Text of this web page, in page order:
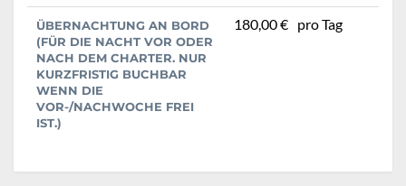
ÜBERNACHTUNG AN BORD
(FÜR DIE NACHT VOR ODER
NACH DEM CHARTER. NUR
KURZFRISTIG BUCHBAR
WENN DIE
VOR-/NACHWOCHE FREI
IST.)
180,00 € pro Tag